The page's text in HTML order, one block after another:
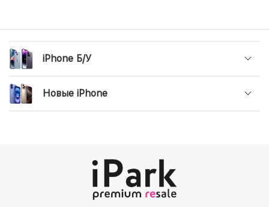
iPhone Б/У
Новые iPhone